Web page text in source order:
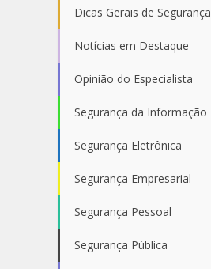
Dicas Gerais de Segurança
Notícias em Destaque
Opinião do Especialista
Segurança da Informação
Segurança Eletrônica
Segurança Empresarial
Segurança Pessoal
Segurança Pública